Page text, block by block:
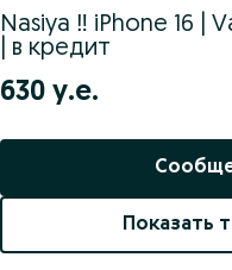
Nasiya ‼️ iPhone 16 |
| в кредит
630 у.е.
Показать